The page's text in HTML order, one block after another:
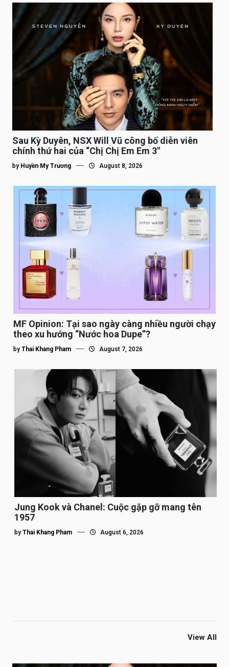
Sau Kỳ Duyên, NSX Will Vũ công bố diễn viên
chính thứ hai của “Chị Chị Em Em 3″
by Huyền My Trương August 8, 2026
MF Opinion: Tại sao ngày càng nhiều người chạy
theo xu hướng “Nước hoa Dupe”?
by Thai Khang Pham August 7, 2026
Jung Kook và Chanel: Cuộc gặp gỡ mang tên
1957
by Thai Khang Pham August 6, 2026
View All